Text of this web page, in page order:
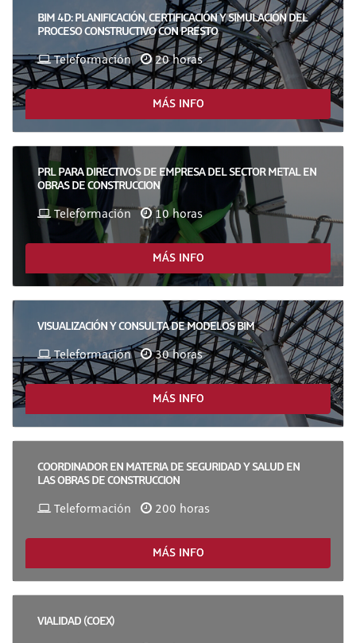
BIM 4D: PLANIFICACIÓN, CERTIFICACIÓN Y SIMULACIÓN DEL
PROCESO CONSTRUCTIVO CON PRESTO
Teleformación 20 horas
MÁS INFO
PRL PARA DIRECTIVOS DE EMPRESA DEL SECTOR METAL EN
OBRAS DE CONSTRUCCION
Teleformación 10 horas
MÁS INFO
VISUALIZACIÓN Y CONSULTA DE MODELOS BIM
Teleformación 30 horas
MÁS INFO
COORDINADOR EN MATERIA DE SEGURIDAD Y SALUD EN
LAS OBRAS DE CONSTRUCCION
Teleformación 200 horas
MÁS INFO
VIALIDAD (COEX)